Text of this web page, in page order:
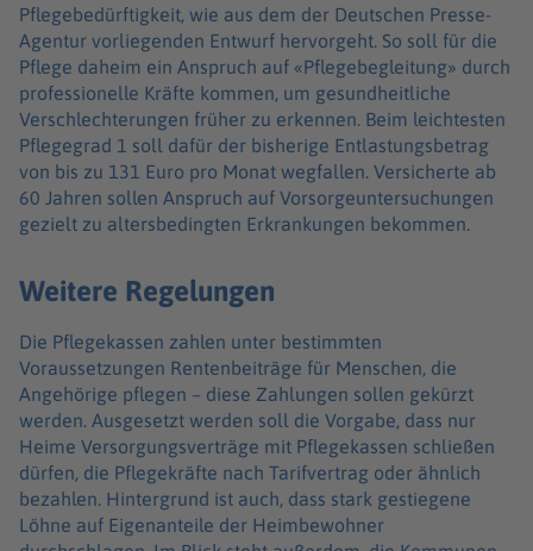
Pflegebedürftigkeit, wie aus dem der Deutschen Presse-
Agentur vorliegenden Entwurf hervorgeht. So soll für die
Pflege daheim ein Anspruch auf «Pflegebegleitung» durch
professionelle Kräfte kommen, um gesundheitliche
Verschlechterungen früher zu erkennen. Beim leichtesten
Pflegegrad 1 soll dafür der bisherige Entlastungsbetrag
von bis zu 131 Euro pro Monat wegfallen. Versicherte ab
60 Jahren sollen Anspruch auf Vorsorgeuntersuchungen
gezielt zu altersbedingten Erkrankungen bekommen.
Weitere Regelungen
Die Pflegekassen zahlen unter bestimmten
Voraussetzungen Rentenbeiträge für Menschen, die
Angehörige pflegen – diese Zahlungen sollen gekürzt
werden. Ausgesetzt werden soll die Vorgabe, dass nur
Heime Versorgungsverträge mit Pflegekassen schließen
dürfen, die Pflegekräfte nach Tarifvertrag oder ähnlich
bezahlen. Hintergrund ist auch, dass stark gestiegene
Löhne auf Eigenanteile der Heimbewohner